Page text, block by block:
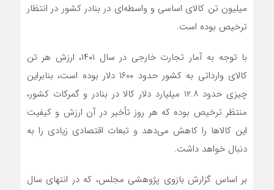
میلیون تن کالای اساسی و واسطه‌ای در بنادر کشور در انتظار
ترخیص بوده است.
با توجه به آمار تجارت خارجی در سال ۱۴۰۱، ارزش هر تن
کالای وارداتی به کشور حدود ۱۶۰۰ دلار بوده است، بنابراین
چیزی حدود ۱۲.۸ میلیارد دلار کالا در بنادر و گمرکات کشور،
منتظر ترخیص بوده که هر روز تأخیر در آن ارزش و کیفیت
این کالاها را کاهش می‌دهد و تبعات اقتصادی زیادی را به
دنبال خواهد داشت.
بر اساس گزارش بازوی پژوهشی مجلس، که در انتهای سال